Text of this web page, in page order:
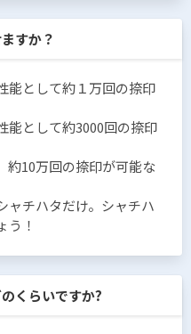
すか？
能として約１万回の捺印
能として約3000回の捺印
約10万回の捺印が可能な
ャチハタだけ。シャチハ
う！
くらいですか?